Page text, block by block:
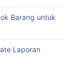
Barang untuk
Laporan